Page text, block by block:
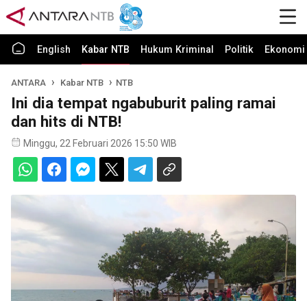
English Kabar NTB Hukum Kriminal Politik
ANTARA Kabar NTB NTB
Ini dia tempat ngabuburit paling ramai
dan hits di NTB!
Minggu, 22 Februari 2026 15:50 WIB